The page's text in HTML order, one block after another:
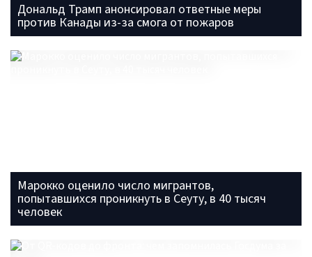
Дональд Трамп анонсировал ответные меры
против Канады из-за смога от пожаров
Марокко оценило число мигрантов,
попытавшихся проникнуть в Сеуту, в 40 тысяч
человек